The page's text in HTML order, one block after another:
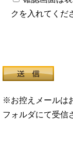
クを入れてくだ
※お控えメールは
フォルダにて受信